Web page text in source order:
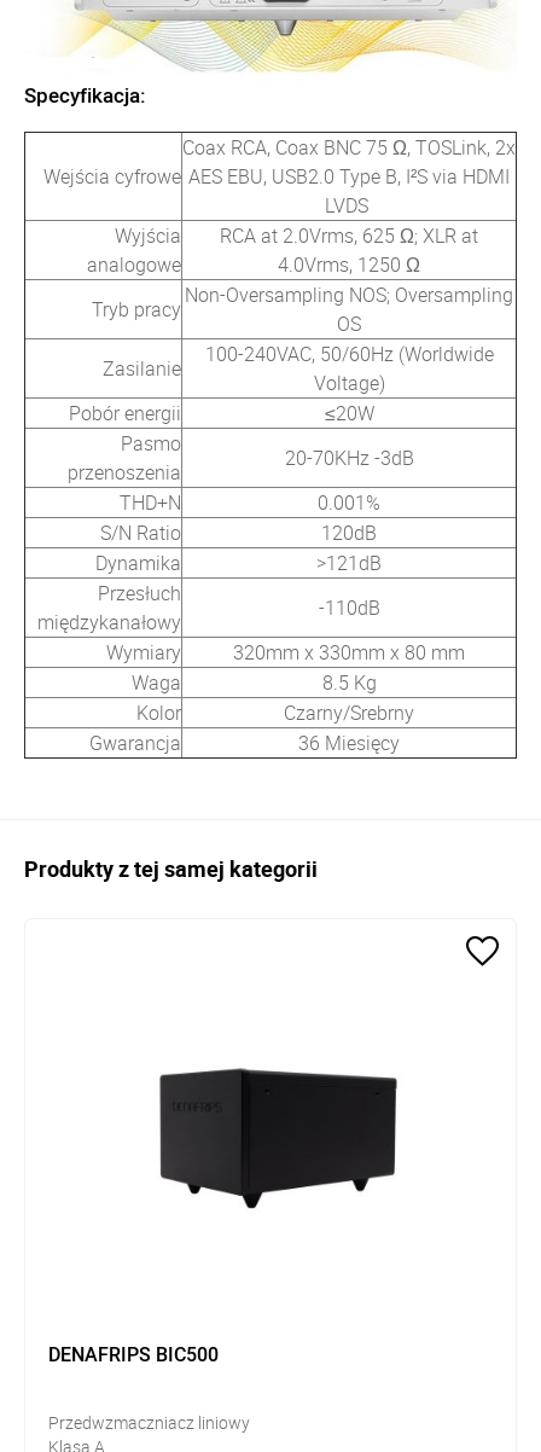
Specyfikacja:
Wejścia cyfrowe
Coax RCA, Coax BNC 75 Ω, TOSLink, 2x
AES EBU, USB2.0 Type B, I²S via HDMI
LVDS
Wyjścia
analogowe
RCA at 2.0Vrms, 625 Ω; XLR at
4.0Vrms, 1250 Ω
Tryb pracy
Non-Oversampling NOS; Oversampling
OS
Zasilanie
100-240VAC, 50/60Hz (Worldwide
Voltage)
Pobór energii
≤20W
Pasmo
przenoszenia
20-70KHz -3dB
THD+N
0.001%
S/N Ratio
120dB
Dynamika
>121dB
Przesłuch
międzykanałowy
-110dB
Wymiary
320mm x 330mm x 80 mm
Waga
8.5 Kg
Kolor
Czarny/Srebrny
Gwarancja
36 Miesięcy
Produkty z tej samej kategorii
DENAFRIPS BIC500
Przedwzmaczniacz liniowy
Klasa A